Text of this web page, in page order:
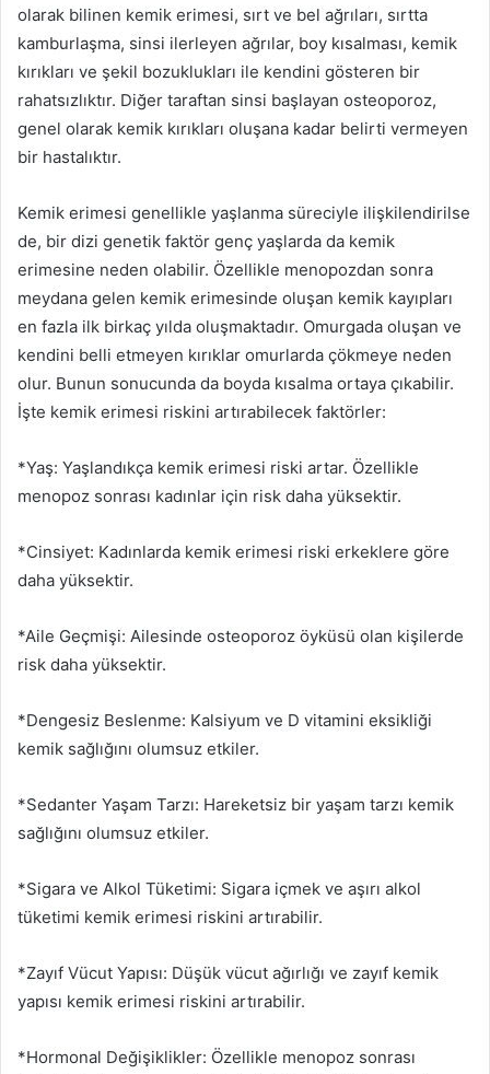
olarak bilinen kemik erimesi, sırt ve bel ağrıları, sırtta
kamburlaşma, sinsi ilerleyen ağrılar, boy kısalması, kemik
kırıkları ve şekil bozuklukları ile kendini gösteren bir
rahatsızlıktır. Diğer taraftan sinsi başlayan osteoporoz,
genel olarak kemik kırıkları oluşana kadar belirti vermeyen
bir hastalıktır.
Kemik erimesi genellikle yaşlanma süreciyle ilişkilendirilse
de, bir dizi genetik faktör genç yaşlarda da kemik
erimesine neden olabilir. Özellikle menopozdan sonra
meydana gelen kemik erimesinde oluşan kemik kayıpları
en fazla ilk birkaç yılda oluşmaktadır. Omurgada oluşan ve
kendini belli etmeyen kırıklar omurlarda çökmeye neden
olur. Bunun sonucunda da boyda kısalma ortaya çıkabilir.
İşte kemik erimesi riskini artırabilecek faktörler:
*Yaş: Yaşlandıkça kemik erimesi riski artar. Özellikle
menopoz sonrası kadınlar için risk daha yüksektir.
*Cinsiyet: Kadınlarda kemik erimesi riski erkeklere göre
daha yüksektir.
*Aile Geçmişi: Ailesinde osteoporoz öyküsü olan kişilerde
risk daha yüksektir.
*Dengesiz Beslenme: Kalsiyum ve D vitamini eksikliği
kemik sağlığını olumsuz etkiler.
*Sedanter Yaşam Tarzı: Hareketsiz bir yaşam tarzı kemik
sağlığını olumsuz etkiler.
*Sigara ve Alkol Tüketimi: Sigara içmek ve aşırı alkol
tüketimi kemik erimesi riskini artırabilir.
*Zayıf Vücut Yapısı: Düşük vücut ağırlığı ve zayıf kemik
yapısı kemik erimesi riskini artırabilir.
*Hormonal Değişiklikler: Özellikle menopoz sonrası